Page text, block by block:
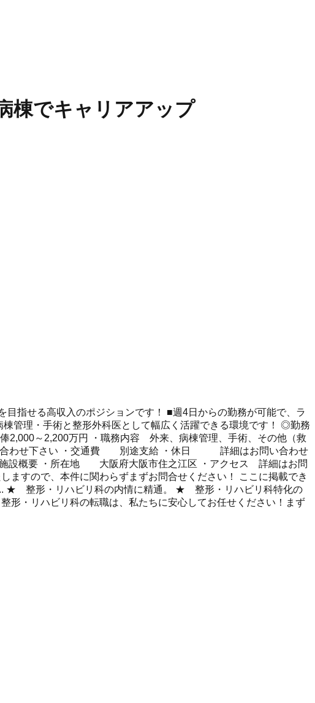
棟でキャリアアップ
せる高収入のポジションです！ ■週4日からの勤務が可能で、ラ
管理・手術と整形外科医として幅広く活躍できる環境です！ ◎勤務
～2,200万円 ・職務内容 外来、病棟管理、手術、その他（救
い合わせ下さい ・交通費 別途支給 ・休日 詳細はお問い合わせ
概要 ・所在地 大阪府大阪市住之江区 ・アクセス 詳細はお問
本件に関わらずまずお問合せください！ ここに掲載でき
... ★ 整形・リハビリ科の内情に精通。 ★ 整形・リハビリ科特化の
・リハビリ科の転職は、私たちに安心してお任せください！まず